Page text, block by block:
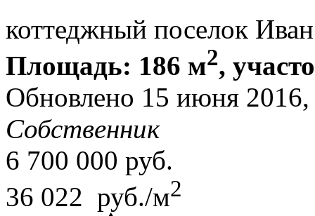
коттеджный поселок
Площадь: 186 м2,
Обновлено 15 июня
Собственник
6 700 000 руб.
36 022 руб./м2